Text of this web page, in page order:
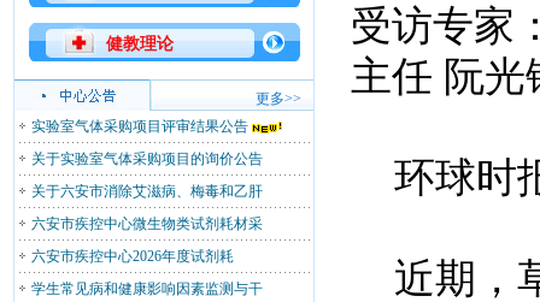
健教理论
更多>>
实验室气体采购项目评审结果公告
关于实验室气体采购项目的询价公告
关于六安市消除艾滋病、梅毒和乙肝
六安市疾控中心微生物类试剂耗材采
六安市疾控中心2026年度试剂耗
学生常见病和健康影响因素监测与干
受访专家
主任 阮光
环球时
近期，